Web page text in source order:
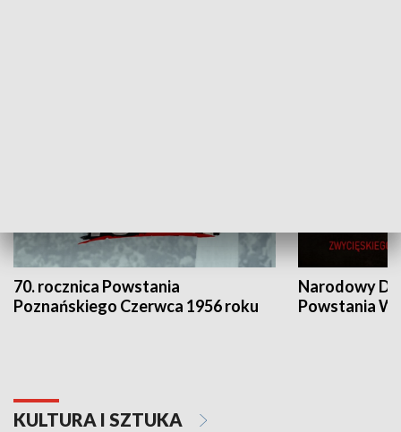
70. rocznica Powstania
Poznańskiego Czerwca 1956 roku
Narodowy
Powstania
KULTURA I SZTUKA